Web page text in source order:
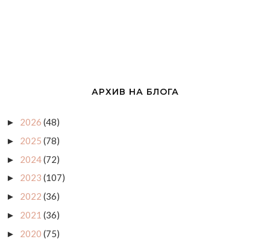
АРХИВ НА БЛОГА
► 2026 (48)
► 2025 (78)
► 2024(72)
► 2023 (107)
► 2022 (36)
► 2021 (36)
► 2020 (75)